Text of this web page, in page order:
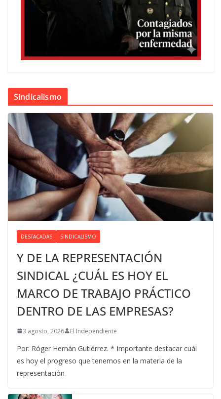
Sindicalismo
DESTACADAS SINDICALISMO
Y DE LA REPRESENTACIÓN
SINDICAL ¿CUÁL ES HOY EL
MARCO DE TRABAJO PRÁCTICO
DENTRO DE LAS EMPRESAS?
3 agosto, 2026 El Independiente
Por: Róger Hernán Gutiérrez. * Importante destacar cuál
es hoy el progreso que tenemos en la materia de la
representación